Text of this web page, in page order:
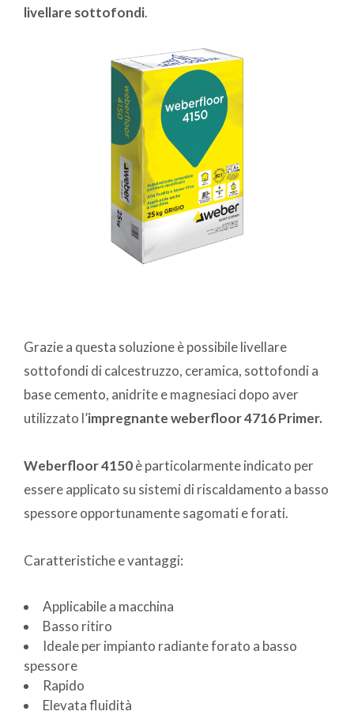
livellare sottofondi.
Grazie a questa soluzione è possibile livellare
sottofondi di calcestruzzo, ceramica, sottofondi a
base cemento, anidrite e magnesiaci dopo aver
utilizzato l’impregnante weberfloor 4716 Primer.
Weberfloor 4150è particolarmente indicato per
essere applicato su sistemi di riscaldamento a basso
spessore opportunamente sagomati e forati.
Caratteristiche e vantaggi:
Applicabile a macchina
Basso ritiro
Ideale per impianto radiante forato a basso
spessore
Rapido
Elevata fluidità